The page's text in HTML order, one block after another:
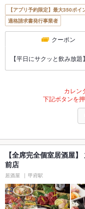
【アプリ予約限定】最大350ポイ
適格請求書発行事業者
クーポン
【平日にサクッと飲み放
カレン
下記ボタンを
【全席完全個室居酒屋
前店
居酒屋 甲府駅